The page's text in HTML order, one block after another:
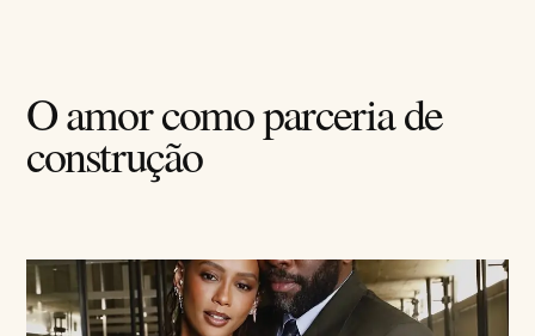
O amor como parceria de
construção